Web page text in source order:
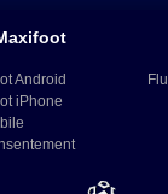
Android
iPhone